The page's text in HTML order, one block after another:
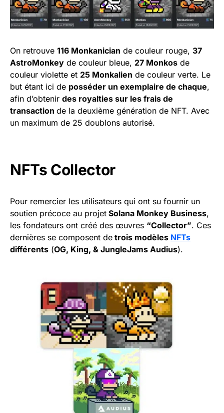
On retrouve 116 Monkanician de couleur rouge, 37
AstroMonkey de couleur bleue, 27 Monkos de
couleur violette et 25 Monkalien de couleur verte. Le
but étant ici de posséder un exemplaire de chaque,
afin d’obtenir des royalties sur les frais de
transaction de la deuxième génération de NFT. Avec
un maximum de 25 doublons autorisé.
NFTs Collector
Pour remercier les utilisateurs qui ont su fournir un
soutien précoce au projet Solana Monkey Business,
les fondateurs ont créé des œuvres “Collector”. Ces
dernières se composent de trois modèles NFTs
différents (OG, King, & JungleJams Audius).